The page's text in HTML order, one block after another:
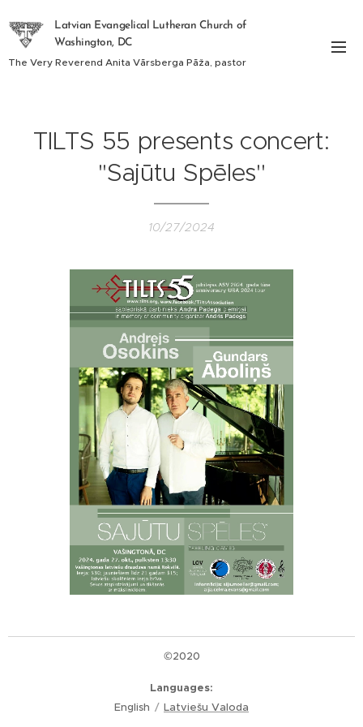
Latvian Evangelical Lutheran Church of
Washington, DC
The Very Reverend Anita Vārsberga Pāža, pastor
TILTS 55 presents concert:
''Sajūtu Spēles''
10/27/2024
©2020
Languages
English
Latviešu Valoda